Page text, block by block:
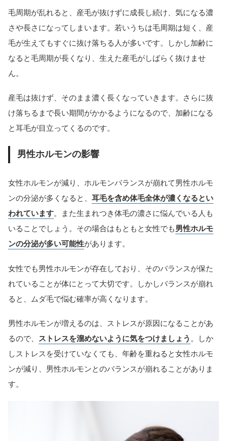
毛周期が乱れると、産毛が抜けずに成長し続け、気になる濃
さや長さになってしまいます。若いうちは毛周期は短く、産
毛が生えてもすぐに抜け落ちる人が多いです。しかし加齢に
なると毛周期が長くなり、生えた産毛がしばらく抜けませ
ん。
産毛は抜けず、そのまま濃く長くなっていきます。さらに抜
け落ちるまで長い期間がかかるようになるので、加齢になる
と耳毛が目立ってくるのです。
男性ホルモンの影響
女性ホルモンが減り、ホルモンバランスが崩れて男性ホルモ
ンの分泌が多くなると、 耳毛を含め体毛全体が濃くなるとい
われています。また生まれつき体毛の濃さに悩んでいる人も
いることでしょう。その場合はもともと女性でも男性ホルモ
ンの分泌が多い可能性があります。
女性でも男性ホルモンが存在しており、そのバランスが保た
れていることが体にとって大切です。しかしバランスが崩れ
ると、ムダ毛で悩む確率が高くなります。
男性ホルモンが増えるのは、ストレスが原因になることがあ
るので、
ストレスを溜めないように気をつけましょう 。しか
しストレスを受けていなくても、年齢を重ねると女性ホルモ
ンが減り、男性ホルモンとのバランスが崩れることがありま
す。